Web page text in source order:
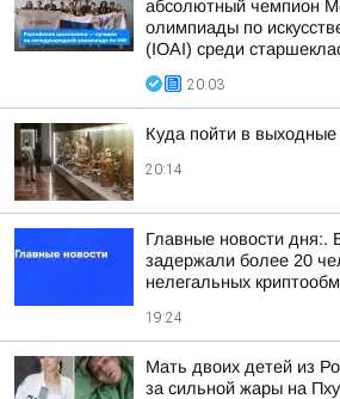
абсолютный чемпион
олимпиады по
(IOAI) среди
20:03
Куда пойти в
20:14
Главные новости дня:.
задержали более 20
нелегальных
19:24
Мать двоих детей из
за сильной жары на